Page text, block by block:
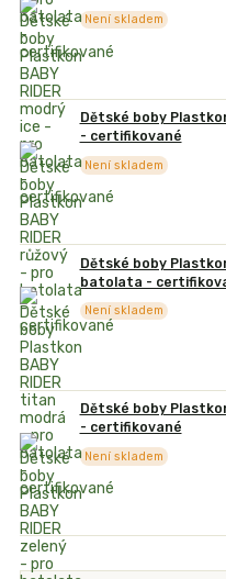
Není skladem
Dětské boby
- certifikované
Není skladem
Dětské boby
batolata -
Není skladem
Dětské boby
- certifikované
Není skladem